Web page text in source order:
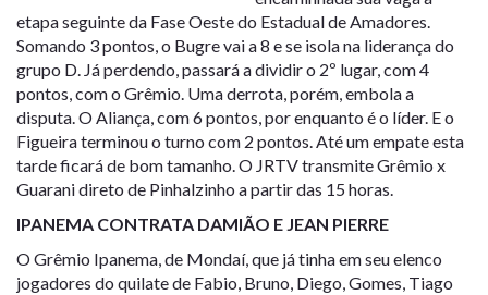
etapa seguinte da Fase Oeste do Estadual de Amadores.
Somando 3 pontos, o Bugre vai a 8 e se isola na liderança do
grupo D. Já perdendo, passará a dividir o 2º lugar, com 4
pontos, com o Grêmio. Uma derrota, porém, embola a
disputa. O Aliança, com 6 pontos, por enquanto é o líder. E o
Figueira terminou o turno com 2 pontos. Até um empate esta
tarde ficará de bom tamanho. O JRTV transmite Grêmio x
Guarani direto de Pinhalzinho a partir das 15 horas.
IPANEMA CONTRATA DAMIÃO E JEAN PIERRE
O Grêmio Ipanema, de Mondaí, que já tinha em seu elenco
jogadores do quilate de Fabio, Bruno, Diego, Gomes, Tiago